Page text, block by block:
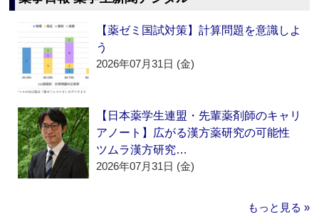
【薬ゼミ国試対策】計算問題を意識しよ
う
2026年07月31日 (金)
【日本薬学生連盟・先輩薬剤師のキャリ
アノート】広がる漢方薬研究の可能性
ツムラ漢方研究…
2026年07月31日 (金)
もっと見る »